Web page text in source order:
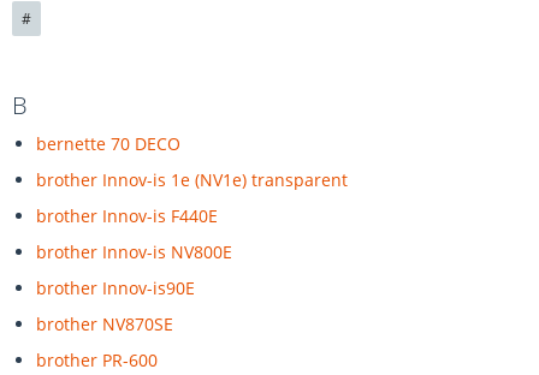
#
B
bernette 70 DECO
brother Innov-is 1e (NV1e) transparent
brother Innov-is F440E
brother Innov-is NV800E
brother Innov-is90E
brother NV870SE
brother PR-600